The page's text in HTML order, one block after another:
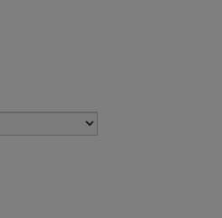
und Weise der Nutzung
mit deren Hilfe wir unsere
können, den Inhalt
auch die Werbung auf
für Sie zu gestalten.
Daten hierfür teilweise an
soziale Medien